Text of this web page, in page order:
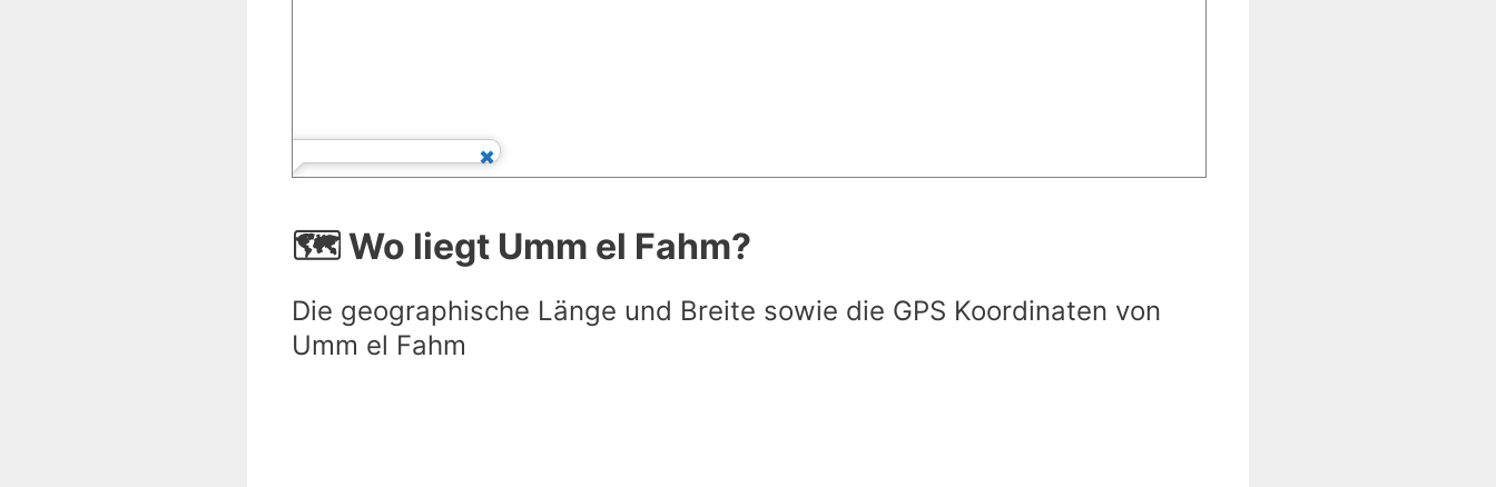
🗺️ Wo liegt Umm el Fahm?
Die geographische Länge und Breite sowie die GPS Koordinaten von
Umm el Fahm